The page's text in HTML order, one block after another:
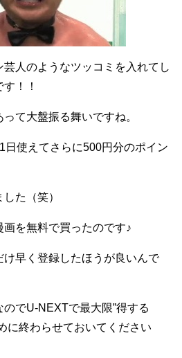
人のようなツッコミを入れてし
！！
て大盤振る舞いですね。
日使えてさらに500円分のポイン
た（笑）
を無料で買ったのです♪
け早く登録したほうが良いんで
でU-NEXTで最大限”得する
に終わらせておいてください